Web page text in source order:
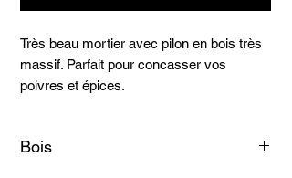
Très beau mortier avec pilon en bois très
massif. Parfait pour concasser vos
poivres et épices.
Bois